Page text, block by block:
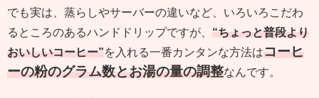
でも実は、蒸らしやサーバーの違いなど、いろいろこだわ
るところのあるハンドドリップですが、 “ちょっと普段より
おいしいコーヒー”を入れる一番カンタンな方法はコーヒ
ーの粉のグラム数とお湯の量の調整なんです。